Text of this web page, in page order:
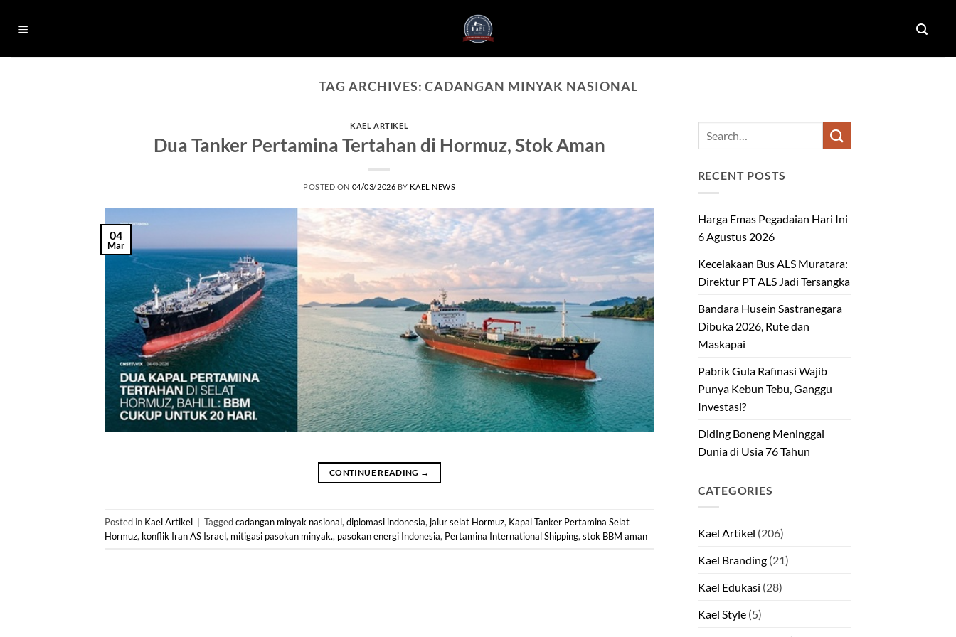
TAG ARCHIVES:CADANGAN MINYAK NASIONAL
KAEL ARTIKEL
Dua Tanker Pertamina Tertahan di Hormuz, Stok Aman
POSTED ON 04/03/2026 BY KAEL NEWS
04
Mar
CONTINUE READING →
Posted in Kael Artikel | Taggedcadangan minyak nasional, diplomasi indonesia, jalur selat Hormuz, Kapal Tanker Pertamina Selat
Hormuz, konflik Iran AS Israel, mitigasi pasokan minyak., pasokan energi Indonesia, Pertamina International Shipping, stok BBM aman
RECENT POSTS
Harga Emas Pegadaian Hari Ini
6 Agustus 2026
Kecelakaan Bus ALS Muratara:
Direktur PT ALS Jadi Tersangka
Bandara Husein Sastranegara
Dibuka 2026, Rute dan
Maskapai
Pabrik Gula Rafinasi Wajib
Punya Kebun Tebu, Ganggu
Investasi?
Diding Boneng Meninggal
Dunia di Usia 76 Tahun
CATEGORIES
Kael Artikel (206)
Kael Branding(21)
Kael Edukasi (28)
Kael Style(5)